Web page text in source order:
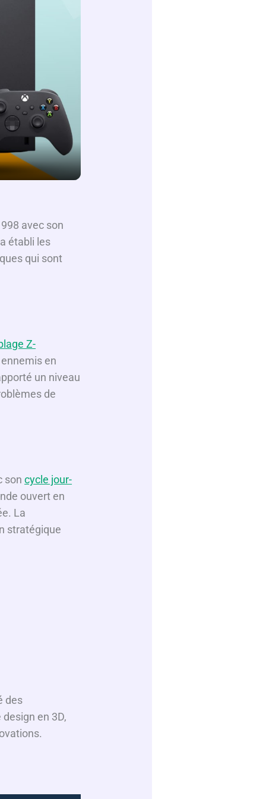
avec son
établi les
qui sont
Z-
en
un niveau
de
soncycle jour-
ouvert en
La
stratégique
des
en 3D,